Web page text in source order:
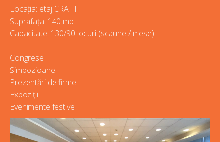
Locația: etaj CRAFT
Suprafața: 140 mp
Capacitate: 130/90 locuri (scaune / mese)
Congrese
Simpozioane
Prezentări de firme
Expoziţii
Evenimente festive